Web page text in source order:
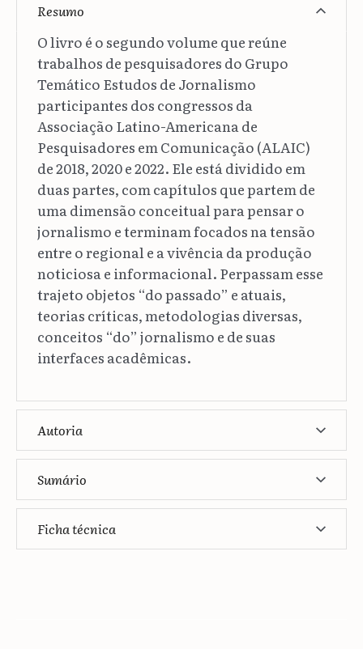
Resumo
O livro é o segundo volume que reúne
trabalhos de pesquisadores do Grupo
Temático Estudos de Jornalismo
participantes dos congressos da
Associação Latino-Americana de
Pesquisadores em Comunicação (ALAIC)
de 2018, 2020 e 2022. Ele está dividido em
duas partes, com capítulos que partem de
uma dimensão conceitual para pensar o
jornalismo e terminam focados na tensão
entre o regional e a vivência da produção
noticiosa e informacional. Perpassam esse
trajeto objetos “do passado” e atuais,
teorias críticas, metodologias diversas,
conceitos “do” jornalismo e de suas
interfaces acadêmicas.
Autoria
Sumário
Ficha técnica